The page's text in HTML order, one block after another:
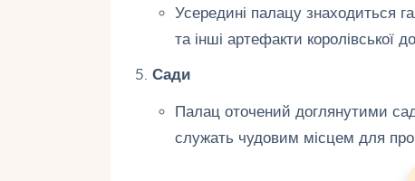
Усередині палацу знаходиться
та інші артефакти королівської
Сади
Палац оточений доглянутими
служать чудовим місцем для